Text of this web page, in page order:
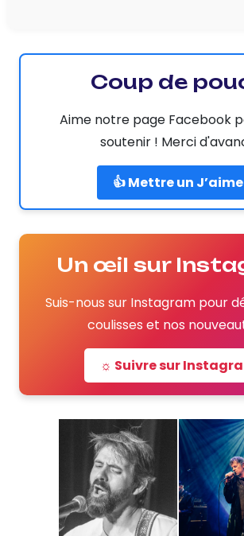
Coup de
Aime notre page Facebook
soutenir ! Merci
👍 Mettre un J’aime
Un œil sur
Suis-nous sur Instagram pour
coulisses et nos
☼ Suivre sur